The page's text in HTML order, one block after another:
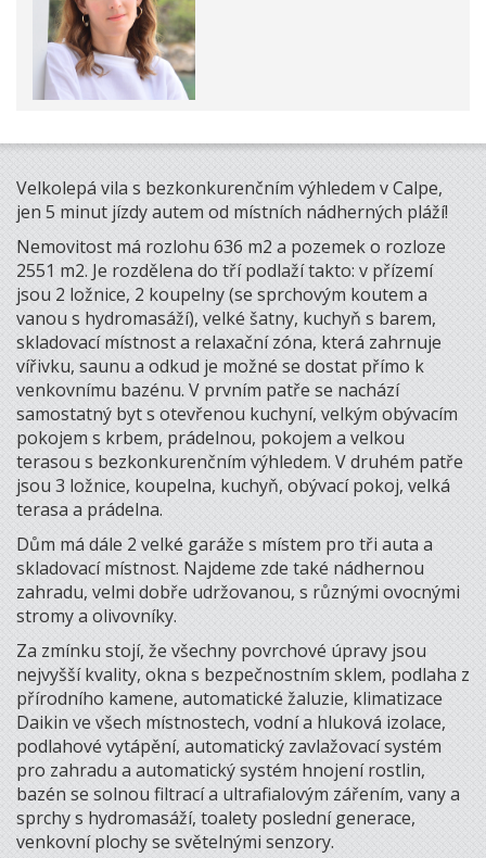
Velkolepá vila s bezkonkurenčním výhledem v Calpe,
jen 5 minut jízdy autem od místních nádherných pláží!
Nemovitost má rozlohu 636 m2 a pozemek o rozloze
2551 m2. Je rozdělena do tří podlaží takto: v přízemí
jsou 2 ložnice, 2 koupelny (se sprchovým koutem a
vanou s hydromasáží), velké šatny, kuchyň s barem,
skladovací místnost a relaxační zóna, která zahrnuje
vířivku, saunu a odkud je možné se dostat přímo k
venkovnímu bazénu. V prvním patře se nachází
samostatný byt s otevřenou kuchyní, velkým obývacím
pokojem s krbem, prádelnou, pokojem a velkou
terasou s bezkonkurenčním výhledem. V druhém patře
jsou 3 ložnice, koupelna, kuchyň, obývací pokoj, velká
terasa a prádelna.
Dům má dále 2 velké garáže s místem pro tři auta a
skladovací místnost. Najdeme zde také nádhernou
zahradu, velmi dobře udržovanou, s různými ovocnými
stromy a olivovníky.
Za zmínku stojí, že všechny povrchové úpravy jsou
nejvyšší kvality, okna s bezpečnostním sklem, podlaha z
přírodního kamene, automatické žaluzie, klimatizace
Daikin ve všech místnostech, vodní a hluková izolace,
podlahové vytápění, automatický zavlažovací systém
pro zahradu a automatický systém hnojení rostlin,
bazén se solnou filtrací a ultrafialovým zářením, vany a
sprchy s hydromasáží, toalety poslední generace,
venkovní plochy se světelnými senzory.